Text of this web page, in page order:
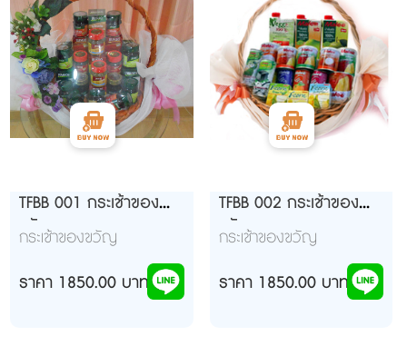
TFBB 001 กระเช้าของ
ขวัญ
กระเช้าของขวัญ
ราคา 1850.00 บาท
TFBB 002 กระเช้าของ
ขวัญ
กระเช้าของขวัญ
ราคา 1850.00 บาท